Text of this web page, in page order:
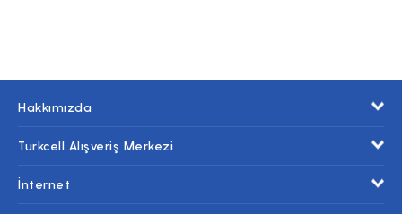
Hakkımızda
Turkcell Alışveriş Merkezi
İnternet